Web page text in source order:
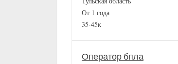
От 1 года
35-45к
Оператор бпла